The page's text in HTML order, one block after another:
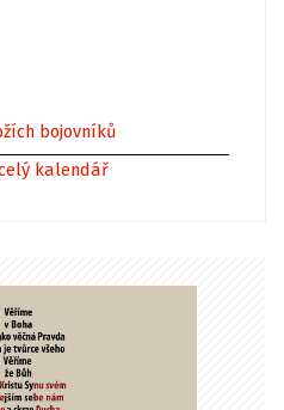
bojovníků
kalendář